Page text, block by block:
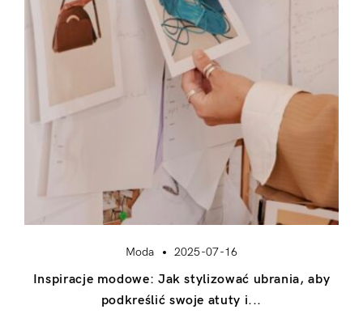
Moda 2025-07-16
Inspiracje modowe: Jak stylizować ubrania, aby
podkreślić swoje atuty i...